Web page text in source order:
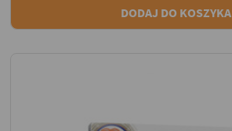
DODAJ DO KOSZYKA